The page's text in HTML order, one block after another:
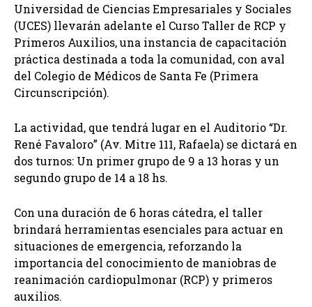
Universidad de Ciencias Empresariales y Sociales
(UCES) llevarán adelante el Curso Taller de RCP y
Primeros Auxilios, una instancia de capacitación
práctica destinada a toda la comunidad, con aval
del Colegio de Médicos de Santa Fe (Primera
Circunscripción).
La actividad, que tendrá lugar en el Auditorio “Dr.
René Favaloro” (Av. Mitre 111, Rafaela) se dictará en
dos turnos: Un primer grupo de 9 a 13 horas y un
segundo grupo de 14 a 18 hs.
Con una duración de 6 horas cátedra, el taller
brindará herramientas esenciales para actuar en
situaciones de emergencia, reforzando la
importancia del conocimiento de maniobras de
reanimación cardiopulmonar (RCP) y primeros
auxilios.